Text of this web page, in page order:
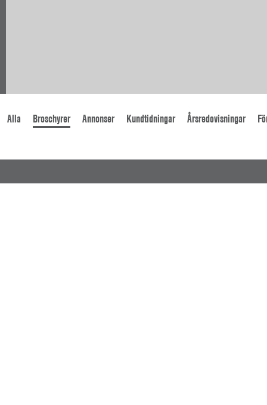
Alla Broschyrer Annonser Kundtidningar Årsredovisningar